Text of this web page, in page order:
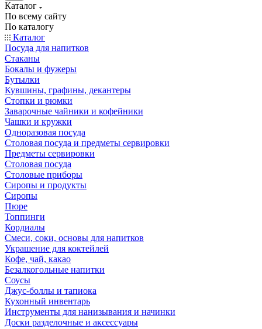
Каталог
По всему сайту
По каталогу
Каталог
Посуда для напитков
Стаканы
Бокалы и фужеры
Бутылки
Кувшины, графины, декантеры
Стопки и рюмки
Заварочные чайники и кофейники
Чашки и кружки
Одноразовая посуда
Столовая посуда и предметы сервировки
Предметы сервировки
Столовая посуда
Столовые приборы
Сиропы и продукты
Сиропы
Пюре
Топпинги
Кордиалы
Смеси, соки, основы для напитков
Украшение для коктейлей
Кофе, чай, какао
Безалкогольные напитки
Соусы
Джус-боллы и тапиока
Кухонный инвентарь
Инструменты для нанизывания и начинки
Доски разделочные и аксессуары